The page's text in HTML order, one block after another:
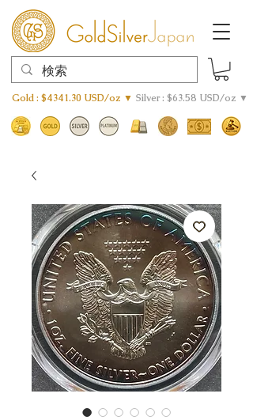
Gold : $4341.30 USD/oz ▼ Silver : $63.58 USD/oz ▼